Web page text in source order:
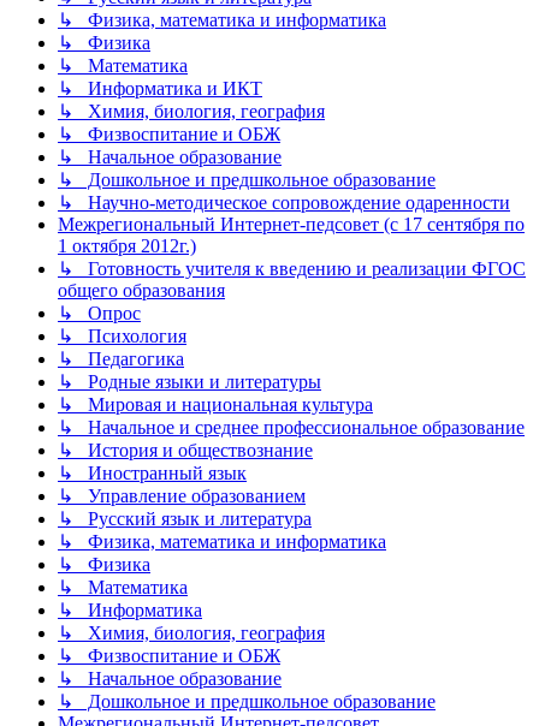
↳ Физика, математика и информатика
↳ Физика
↳ Математика
↳ Информатика и ИКТ
↳ Химия, биология, география
↳ Физвоспитание и ОБЖ
↳ Начальное образование
↳ Дошкольное и предшкольное образование
↳ Научно-методическое сопровождение одаренности
Межрегиональный Интернет-педсовет (с 17 сентября по
1 октября 2012г.)
↳ Готовность учителя к введению и реализации ФГОС
общего образования
↳ Опрос
↳ Психология
↳ Педагогика
↳ Родные языки и литературы
↳ Мировая и национальная культура
↳ Начальное и среднее профессиональное образование
↳ История и обществознание
↳ Иностранный язык
↳ Управление образованием
↳ Русский язык и литература
↳ Физика, математика и информатика
↳ Физика
↳ Математика
↳ Информатика
↳ Химия, биология, география
↳ Физвоспитание и ОБЖ
↳ Начальное образование
↳ Дошкольное и предшкольное образование